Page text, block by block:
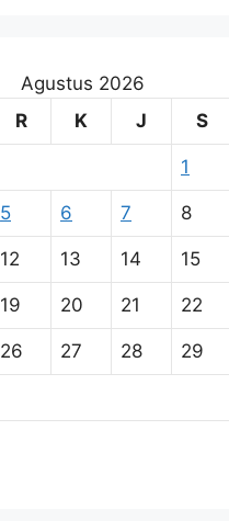
Agustus 2026
R K J S
1
5 6 7 8
12 13 14 15
19 20 21 22
26 27 28 29